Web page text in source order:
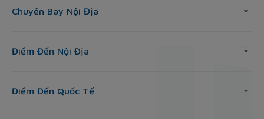
Chuyến Bay Nội Địa
Điểm Đến Nội Địa
Điểm Đến Quốc Tế